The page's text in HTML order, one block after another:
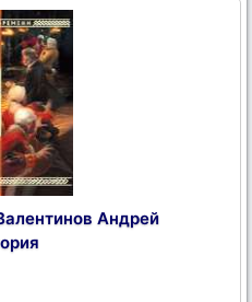
Андрей